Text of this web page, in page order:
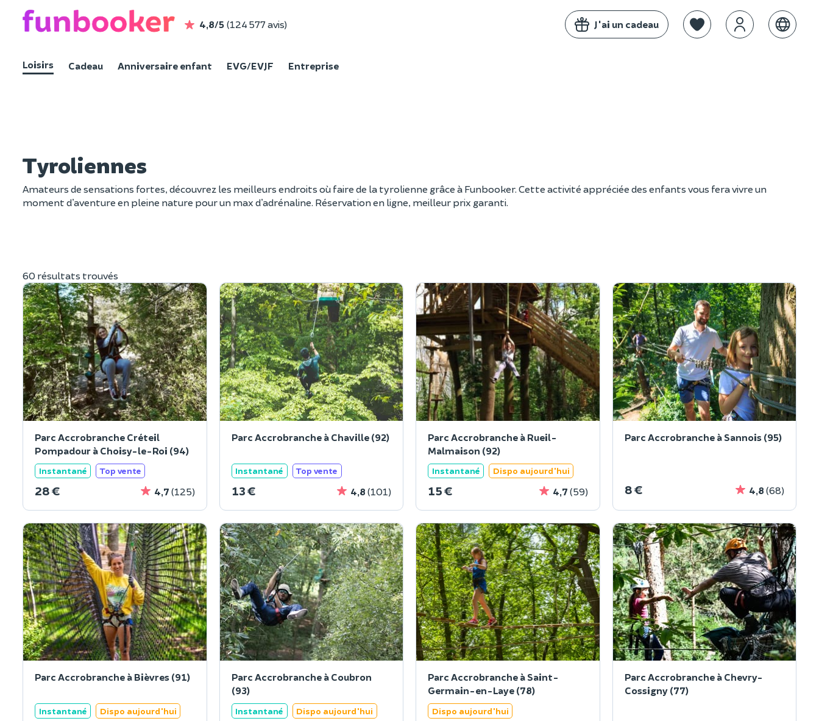
4,8/5 (124 577 avis) J'ai un cadeau
Loisirs Cadeau Anniversaire enfant EVG/EVJF Entreprise
Tyroliennes
Amateurs de sensations fortes, découvrez les meilleurs endroits où faire de la tyrolienne grâce à Funbooker. Cette activité appréciée des enfants vous fera vivre un
moment d’aventure en pleine nature pour un max d’adrénaline. Réservation en ligne, meilleur prix garanti.
60 résultats trouvés
Parc Accrobranche Créteil
Pompadour à Choisy-le-Roi (94)
Instantané Top vente
28 € 4,7 (125)
Parc Accrobranche à Chaville (92)
Instantané Top vente
13 € 4,8 (101)
Parc Accrobranche à Rueil-
Malmaison (92)
Instantané Dispo aujourd'hui
15 € 4,7 (59)
Parc Accrobranche à Sannois (95)
8 € 4,8 (68)
Parc Accrobranche à Bièvres (91)
Instantané Dispo aujourd'hui
Parc Accrobranche à Coubron
(93)
Instantané Dispo aujourd'hui
Parc Accrobranche à Saint-
Germain-en-Laye (78)
Dispo aujourd'hui
Parc Accrobranche à Chevry-
Cossigny (77)